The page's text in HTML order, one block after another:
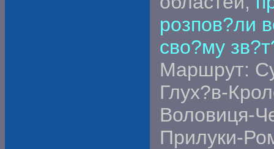
розпов?ли
сво?му
Маршрут:
Глух?в-
Воловиця-
Прилуки-